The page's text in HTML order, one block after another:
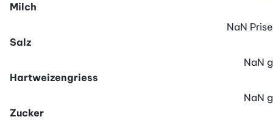
Milch
Salz
NaN Prise
Hartweizengriess
NaN g
Zucker
NaN g